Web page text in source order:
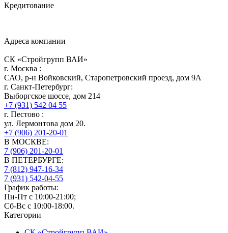
Кредитование
Адреса компании
СК «Стройгрупп ВАИ»
г. Москва :
САО, р-н Войковский, Старопетровский проезд, дом 9А
г. Санкт-Петербург:
Выборгское шоссе, дом 214
+7 (931) 542 04 55
г. Пестово :
ул. Лермонтова дом 20.
+7 (906) 201-20-01
В МОСКВЕ:
7 (906) 201-20-01
В ПЕТЕРБУРГЕ:
7 (812) 947-16-34
7 (931) 542-04-55
График работы:
Пн-Пт с 10:00-21:00;
Сб-Вс с 10:00-18:00.
Категории